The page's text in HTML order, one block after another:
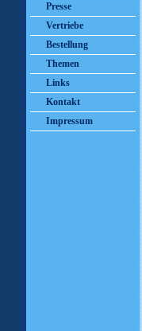
Presse
Vertriebe
Bestellung
Themen
Links
Kontakt
Impressum